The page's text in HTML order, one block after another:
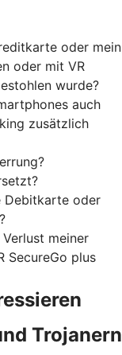
oder mein
oder mit VR
wurde?
auch
zusätzlich
Debitkarte oder
meiner
SecureGo plus
Trojanern